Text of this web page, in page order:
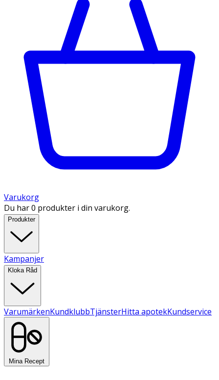
Varukorg
Du har 0 produkter i din varukorg.
Produkter
Kampanjer
Kloka Råd
VarumärkenKundklubbTjänsterHitta apotekKundservice
Mina Recept